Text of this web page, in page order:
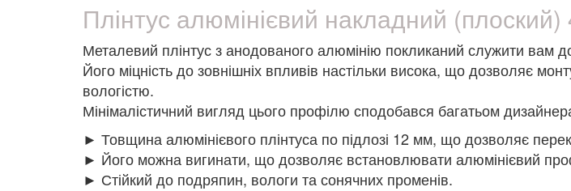
Плінтус алюмінієвий накладний
Металевий плінтус з анодованого алюмінію покликаний служити вам
Його міцність до зовнішніх впливів настільки висока, що дозволяє
вологістю.
Мінімалістичний вигляд цього профілю сподобався багатьом
► Товщина алюмінієвого плінтуса по підлозі 12 мм, що дозволяє
► Його можна вигинати, що дозволяє встановлювати алюмінієвий
► Стійкий до подряпин, вологи та сонячних променів.